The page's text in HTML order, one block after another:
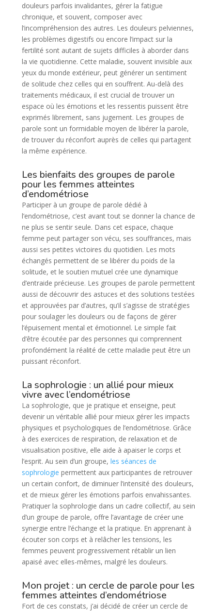
douleurs parfois invalidantes, gérer la fatigue
chronique, et souvent, composer avec
l’incompréhension des autres. Les douleurs pelviennes,
les problèmes digestifs ou encore l’impact sur la
fertilité sont autant de sujets difficiles à aborder dans
la vie quotidienne. Cette maladie, souvent invisible aux
yeux du monde extérieur, peut générer un sentiment
de solitude chez celles qui en souffrent. Au-delà des
traitements médicaux, il est crucial de trouver un
espace où les émotions et les ressentis puissent être
exprimés librement, sans jugement. Les groupes de
parole sont un formidable moyen de libérer la parole,
de trouver du réconfort auprès de celles qui partagent
la même expérience.
Les bienfaits des groupes de parole
pour les femmes atteintes
d’endométriose
Participer à un groupe de parole dédié à
l’endométriose, c’est avant tout se donner la chance de
ne plus se sentir seule. Dans cet espace, chaque
femme peut partager son vécu, ses souffrances, mais
aussi ses petites victoires du quotidien. Les mots
échangés permettent de se libérer du poids de la
solitude, et le soutien mutuel crée une dynamique
d’entraide précieuse. Les groupes de parole permettent
aussi de découvrir des astuces et des solutions testées
et approuvées par d’autres, qu’il s’agisse de stratégies
pour soulager les douleurs ou de façons de gérer
l’épuisement mental et émotionnel. Le simple fait
d’être écoutée par des personnes qui comprennent
profondément la réalité de cette maladie peut être un
puissant réconfort.
La sophrologie : un allié pour mieux
vivre avec l’endométriose
La sophrologie, que je pratique et enseigne, peut
devenir un véritable allié pour mieux gérer les impacts
physiques et psychologiques de l’endométriose. Grâce
à des exercices de respiration, de relaxation et de
visualisation positive, elle aide à apaiser le corps et
l’esprit. Au sein d’un groupe, les séances de
sophrologie permettent aux participantes de retrouver
un certain confort, de diminuer l’intensité des douleurs,
et de mieux gérer les émotions parfois envahissantes.
Pratiquer la sophrologie dans un cadre collectif, au sein
d’un groupe de parole, offre l’avantage de créer une
synergie entre l’échange et la pratique. En apprenant à
écouter son corps et à relâcher les tensions, les
femmes peuvent progressivement rétablir un lien
apaisé avec elles-mêmes, malgré les douleurs.
Mon projet : un cercle de parole pour les
femmes atteintes d’endométriose
Fort de ces constats, j’ai décidé de créer un cercle de